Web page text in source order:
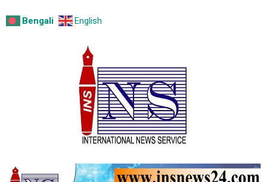
Bengali English